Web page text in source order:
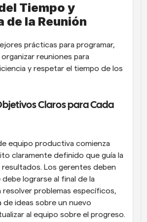
Tiempo y
de la Reunión
prácticas para programar,
reuniones para
y respetar el tiempo de los
Claros para Cada
equipo productiva comienza
claramente definido que guía la
Los gerentes deben
lograrse al final de la
resolver problemas específicos,
de ideas sobre un nuevo
al equipo sobre el progreso.